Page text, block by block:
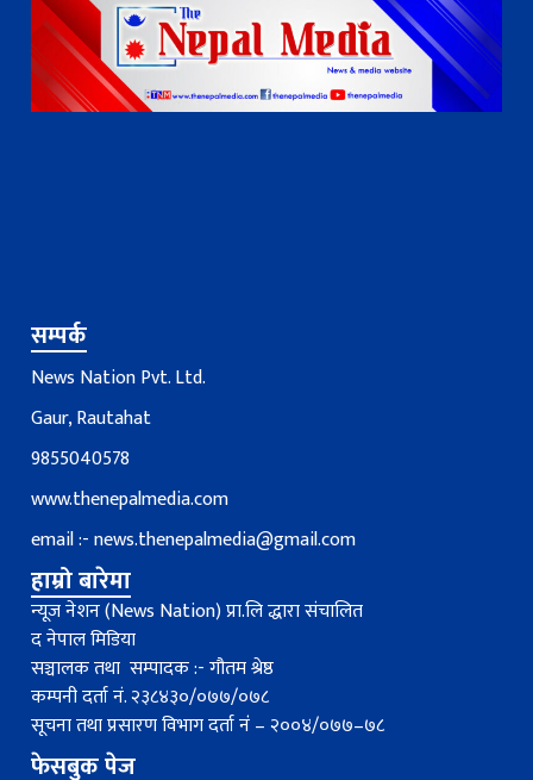
सम्पर्क
News Nation Pvt. Ltd.
Gaur, Rautahat
9855040578
www.thenepalmedia.com
email :-news.thenepalmedia@gmail.com
हाम्रो बारेमा
न्यूज नेशन (News Nation) प्रा.लि द्धारा संचालित
द नेपाल मिडिया
सञ्चालक तथा सम्पादक :- गौतम श्रेष्ठ
कम्पनी दर्ता नं. २३८४३०/०७७/०७८
सूचना तथा प्रसारण विभाग दर्ता नंं – २००४/०७७–७८
फेसबुक पेज